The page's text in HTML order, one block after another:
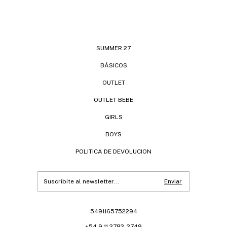
SUMMER 27
BÁSICOS
OUTLET
OUTLET BEBE
GIRLS
BOYS
POLITICA DE DEVOLUCION
5491165752294